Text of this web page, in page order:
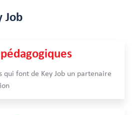
Job
qui font de Key Job un partenaire